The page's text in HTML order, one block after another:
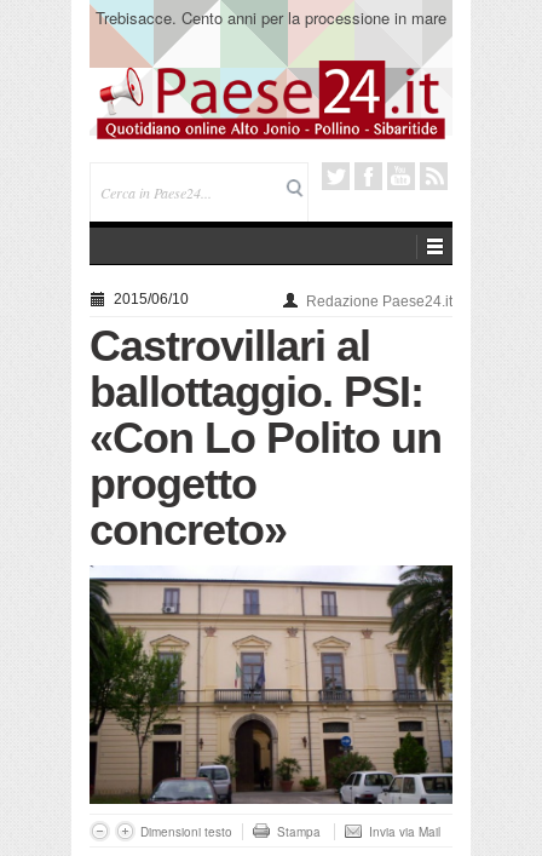
Trebisacce. Cento anni per la processione in mare
di San Rocco. Arriva la reliquia
2015/06/10 Redazione Paese24.it
Castrovillari al
ballottaggio. PSI:
«Con Lo Polito un
progetto
concreto»
Dimensioni testo Stampa Invia via Mail